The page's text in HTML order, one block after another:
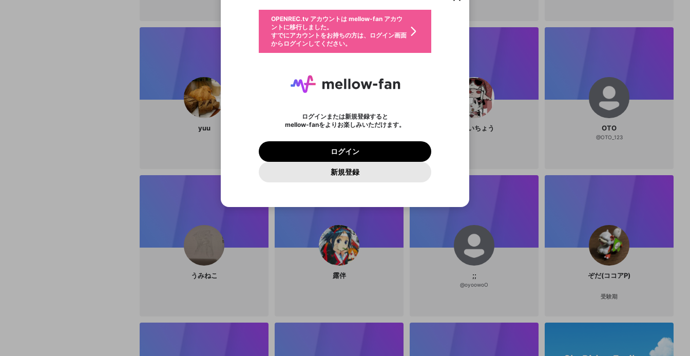
検索履歴をすべて削除しますか？
いいえ はい
yuu しゅうまつ あかいちょう OTO
@OTO_123
うみねこ 露伴 ;;
@oyoowoO
ぞだ(ココアP)
受験期
チームメンバーに追加しますか？
キャンセル はい
ブロックリストに追加しますか？
キャンセル OK
この動画の公開は終了しました
OK
ファンレター
応援している配信者にファンレターを送ることができま
す。好きなデザインを選んでメッセージを書いたり、エ
ールアイテムでデコレーションして、配信者に届けまし
※ファンレター機能は有料サービスです。
ファンレターを作成
固定動画に設定
マイページに表示されている動画 (ライブ配信、配信予定、ア
ーカイブ、アップロード動画) をページのトップに1つ固定で
きます。動画タイトル横のメニューより設定することができま
す。
動画プレイリストを選択
選択できるプレイリストがありません。プレイリストは動画の再生画面で作成で
動画プレイリストがありません
ポイントが不足しています
ご確認ください
利用規約とプライバシーポリシーが更新されました。
サービスを利用するには変更後の内容をご確認いただ
利用規約を確認しました。
プライバシーポリシーを確認しました。
確認しました
新規登録
メールアドレスで新規登録
または
Google
Yahoo! JAPAN
Appleでサインアップ
mellow-fanの利用規約・プライバシーポリシー・外部サービ
@
進みください。
mellow-fanからのお得な情報をメールで受け取
ログイン
メールアドレスでログイン
または
Google
Yahoo! JAPAN
Appleでサインイン
mellow-fanの利用規約・プライバシーポリシー・外部サービ
ログイン
ログイン
パスワードを忘れた方はこちら
アカウントをお持ちですか？アカウントを作成する
OPENREC.tv アカウントは mellow-fan アカウ
ントに移行しました。
すでにアカウントをお持ちの方は、ログイン画面
からログインしてください。
ログインまたは新規登録すると
mellow-fanをよりお楽しみいただけます。
ログイン
新規登録
登録したメールアドレスを入力し、送信してください。
再設定する
入力していただいたメールアドレス
に、パスワード再設定用URLを記載
確認ください
OK
年
生年月は登録後に変更できません。
お住まいの地域
ご登録いただいた情報はサービスの向上を目的として
使用いたします。
一部サービスをご利用いただくには、生年月の登録が
必要です。
あとで登録
認証コードの入力
ール記載の6桁の認証コードを入力してください。
及びcs.openrec.co.jpドメイン）が受信拒否設定に含まれて
いないかご確認ください。
入力
セッションの有効期限が切れたた
不適切なユーザーとして報告します
か？
問題を選択してください
わいせつな表現
著作権の侵害
なりすまし行為
誤解を招く配信設定
ゲームの録画禁止区域の配信
改造版・海賊版ソフトの配信
報告された問題については、利用規約に違反しているかどうか
をスタッフが確認します。この機能をむやみに使用すること
は、利用規約違反になります。
送信
サブスクシェア
Discordアカウントをお持ちでない方
Discordアカウントを作成
Discordは第三者が提供するコミュニティーサービスで、mellow-
fanとは関わりがありません。Discordに関してのお問い合わせには
お答えすることができません。Discordの仕様変更により、限定コ
ミュニティ特典の提供が終了する可能性がありますが、その際の補
Discordとは？